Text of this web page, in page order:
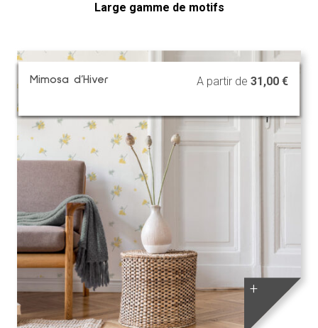
Large gamme de motifs
Mimosa d’Hiver A partir de 31,00 €
+